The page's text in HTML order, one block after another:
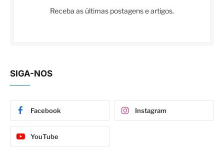
Receba as últimas postagens e artigos.
SIGA-NOS
Facebook Instagram
YouTube